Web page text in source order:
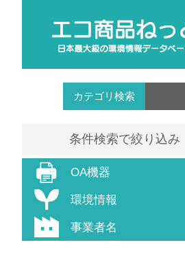
カテゴリ検索
条件検索で絞り込み
OA機器
環境情報
事業者名